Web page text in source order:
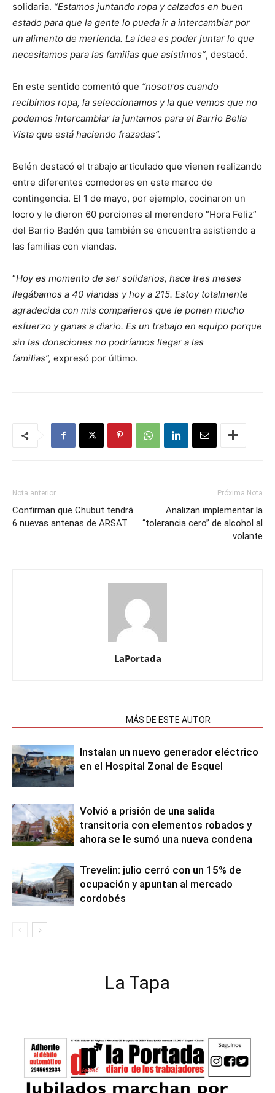
solidaria. “Estamos juntando ropa y calzados en buen
estado para que la gente lo pueda ir a intercambiar por
un alimento de merienda. La idea es poder juntar lo que
necesitamos para las familias que asistimos”, destacó.
En este sentido comentó que “nosotros cuando
recibimos ropa, la seleccionamos y la que vemos que no
podemos intercambiar la juntamos para el Barrio Bella
Vista que está haciendo frazadas”.
Belén destacó el trabajo articulado que vienen realizando
entre diferentes comedores en este marco de
contingencia. El 1 de mayo, por ejemplo, cocinaron un
locro y le dieron 60 porciones al merendero “Hora Feliz”
del Barrio Badén que también se encuentra asistiendo a
las familias con viandas.
“Hoy es momento de ser solidarios, hace tres meses
llegábamos a 40 viandas y hoy a 215. Estoy totalmente
agradecida con mis compañeros que le ponen mucho
esfuerzo y ganas a diario. Es un trabajo en equipo porque
sin las donaciones no podríamos llegar a las
familias”, expresó por último.
Nota anterior
Confirman que Chubut tendrá
6 nuevas antenas de ARSAT
Próxima Nota
Analizan implementar la
“tolerancia cero” de alcohol al
volante
LaPortada
MÁS DE ESTE AUTOR
Instalan un nuevo generador eléctrico
en el Hospital Zonal de Esquel
Volvió a prisión de una salida
transitoria con elementos robados y
ahora se le sumó una nueva condena
Trevelin: julio cerró con un 15% de
ocupación y apuntan al mercado
cordobés
La Tapa